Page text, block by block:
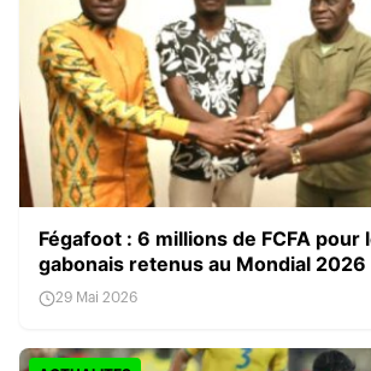
Fégafoot : 6 millions de FCFA
gabonais retenus au Mondial 2026
29 Mai 2026